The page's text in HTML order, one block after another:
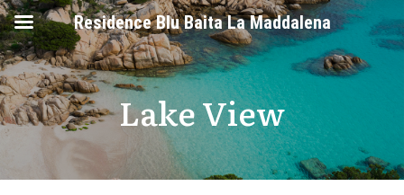
Lake View
Residence Blu Baita La Maddalena